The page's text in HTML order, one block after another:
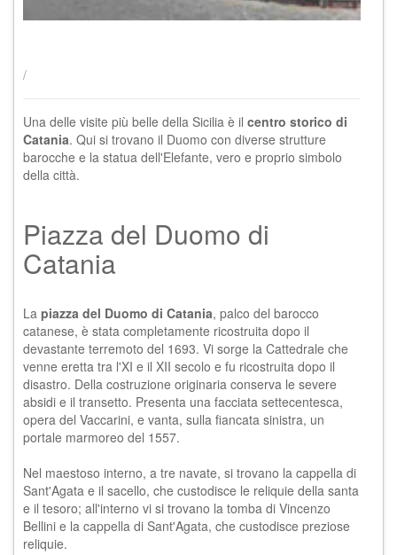
/
Una delle visite più belle della Sicilia è il centro storico di
Catania. Qui si trovano il Duomo con diverse strutture
barocche e la statua dell'Elefante, vero e proprio simbolo
della città.
Piazza del Duomo di
Catania
La piazza del Duomo di Catania, palco del barocco
catanese, è stata completamente ricostruita dopo il
devastante terremoto del 1693. Vi sorge la Cattedrale che
venne eretta tra l'XI e il XII secolo e fu ricostruita dopo il
disastro. Della costruzione originaria conserva le severe
absidi e il transetto. Presenta una facciata settecentesca,
opera del Vaccarini, e vanta, sulla fiancata sinistra, un
portale marmoreo del 1557.
Nel maestoso interno, a tre navate, si trovano la cappella di
Sant'Agata e il sacello, che custodisce le reliquie della santa
e il tesoro; all'interno vi si trovano la tomba di Vincenzo
Bellini e la cappella di Sant'Agata, che custodisce preziose
reliquie.